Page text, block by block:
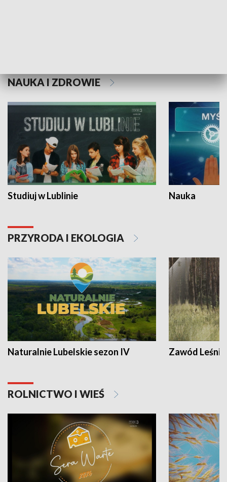
NAUKA I ZDROWIE
Studiuj w Lublinie Nauka
PRZYRODA I EKOLOGIA
Naturalnie Lubelskie sezon IV Zawód Leśnik
ROLNICTWO I WIEŚ